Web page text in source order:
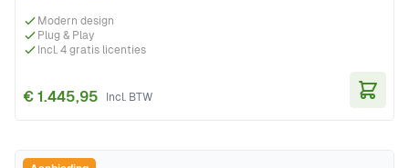
Modern design
Plug & Play
Incl. 4 gratis licenties
€ 1.445,95